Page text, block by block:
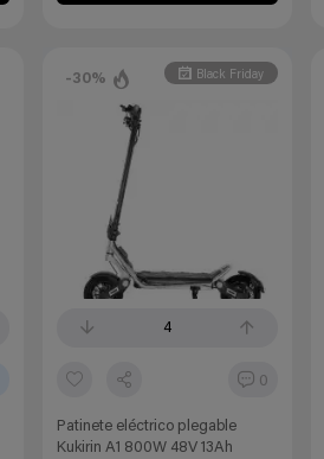
-30%
4
0
Black Friday
Patinete eléctrico plegable
Kukirin A1 800W 48V 13Ah